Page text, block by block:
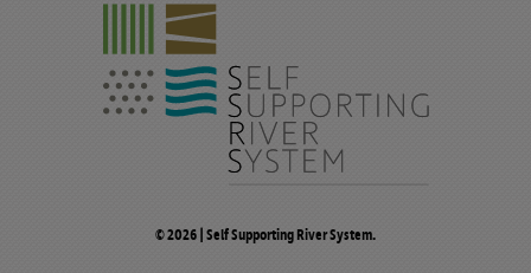
© 2026 | Self Supporting River System.